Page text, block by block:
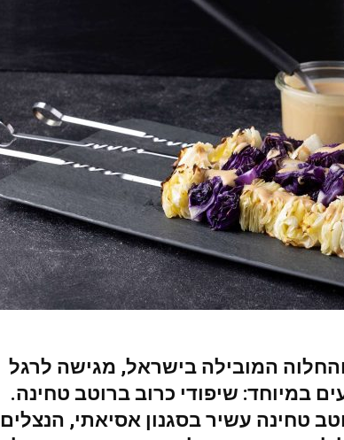
המובילה בישראל, מגישה לרגל
במיוחד: שיפודי כרוב ברוטב טחינה.
טחינה עשיר בסגנון אסיאתי, הנצלים